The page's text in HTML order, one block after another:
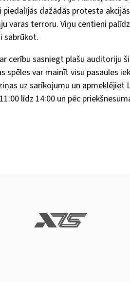
dažādās protesta
varas terroru. Viņu centieni
sabrūkot.
cerību sasniegt plašu auditoriju
spēles var mainīt visu pasaules
uz sarīkojumu un apmeklējiet
līdz 14:00 un pēc